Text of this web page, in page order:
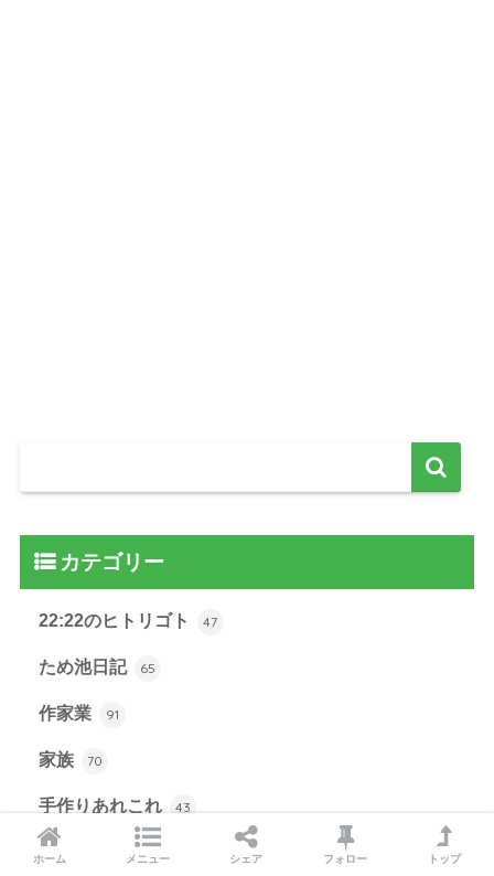
カテゴリー
22:22のヒトリゴト 47
ため池日記 65
作家業 91
家族 70
手作りあれこれ 43
日本語教師業
ホーム メニュー シェア フォロー トップ